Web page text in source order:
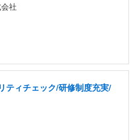
社
ティチェック/研修制度充実/